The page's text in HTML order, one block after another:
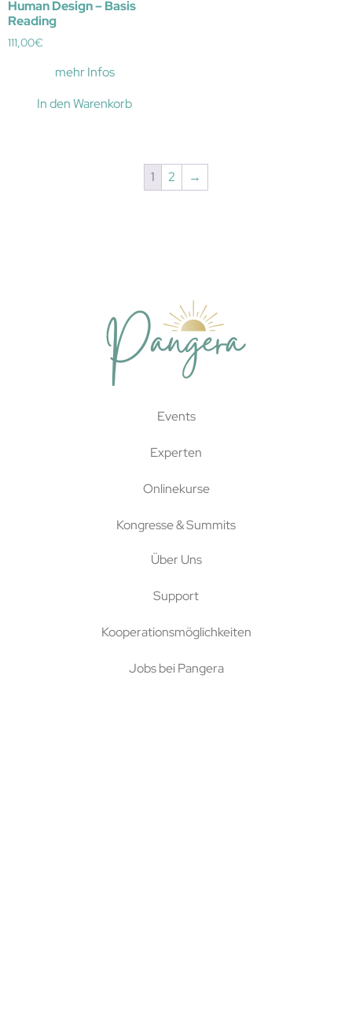
Human Design – Basis
Reading
111,00€
mehr Infos
In den Warenkorb
1 2 →
Events
Experten
Onlinekurse
Kongresse & Summits
Über Uns
Support
Kooperationsmöglichkeiten
Jobs bei Pangera